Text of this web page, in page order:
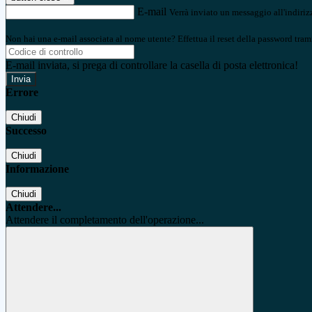
E-mail Verrà inviato un messaggio
Non hai una e-mail associata al nome utente? Effettua il reset della password
E-mail inviata, si prega di controllare la casella di posta elettronica!
Errore
Chiudi
Successo
Chiudi
Informazione
Chiudi
Attendere...
Attendere il completamento dell'operazione...